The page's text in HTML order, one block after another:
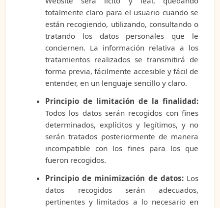
totalmente claro para el usuario cuando se
están recogiendo, utilizando, consultando o
tratando los datos personales que le
conciernen. La información relativa a los
tratamientos realizados se transmitirá de
forma previa, fácilmente accesible y fácil de
entender, en un lenguaje sencillo y claro.
Principio de limitación de la finalidad:
Todos los datos serán recogidos con fines
determinados, explícitos y legítimos, y no
serán tratados posteriormente de manera
incompatible con los fines para los que
fueron recogidos.
Principio de minimización de datos:Los
datos recogidos serán adecuados,
pertinentes y limitados a lo necesario en